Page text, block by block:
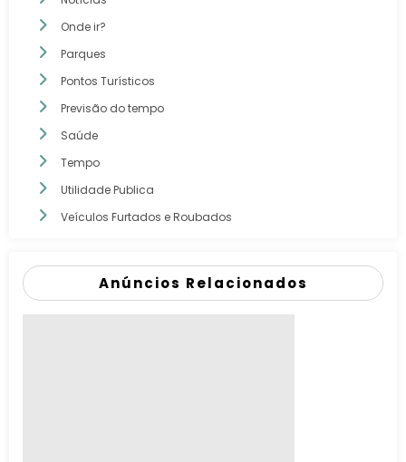
Onde ir?
Parques
Pontos Turísticos
Previsão do tempo
Saúde
Tempo
Utilidade Publica
Veículos Furtados e Roubados
Anúncios Relacionados